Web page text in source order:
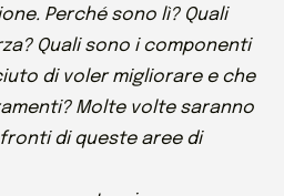
Perché sono lì? Quali
Quali sono i componenti
di voler migliorare e che
Molte volte saranno
di queste aree di